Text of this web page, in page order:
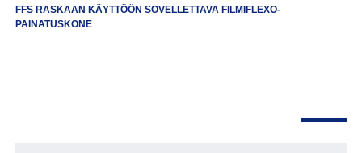
FFS RASKAAN KÄYTTÖÖN SOVELLETTAVA FILMIFLEXO-
PAINATUSKONE